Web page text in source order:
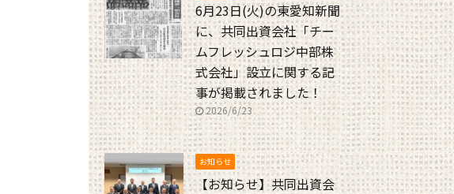
6月23日(火)の東愛知新聞
に、共同出資会社「チー
ムフレッシュロジ中部株
式会社」設立に関する記
事が掲載されました！
2026/6/23
お知らせ
【お知らせ】共同出資会